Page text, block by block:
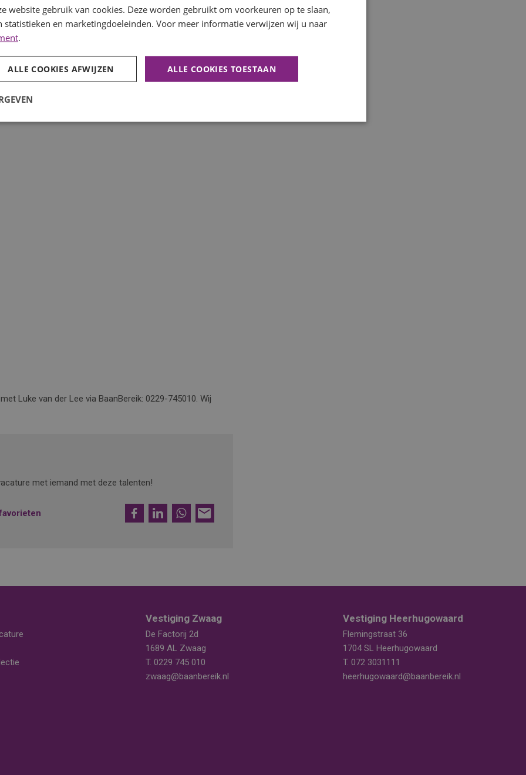
in de regio Alkmaar. Het bedrijf kenmerkt zich door
team waar samenwerken centraal staat. Je krijgt de
succes van de afdeling.
Luke van der Lee via BaanBereik: 0229-745010. Wij
met iemand met deze talenten!
FacebookLinkedInWhatsApp
E-
mail
Vestiging Zwaag
De Factorij 2d
1689 AL Zwaag
T. 0229 745 010
zwaag@baanbereik.nl
Vestiging Heerhugowaard
Flemingstraat 36
1704 SL Heerhugowaard
T. 072 3031111
heerhugowaard@baanbereik.nl
website gebruik van cookies. Deze worden gebruikt om voorkeuren op te slaan,
statistieken en marketingdoeleinden. Voor meer informatie verwijzen wij u naar
.
ALLE COOKIES TOESTAAN
ALLE COOKIES AFWIJZEN